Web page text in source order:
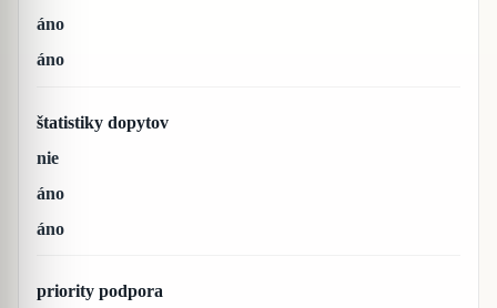
áno
áno
štatistiky dopytov
nie
áno
áno
priority podpora